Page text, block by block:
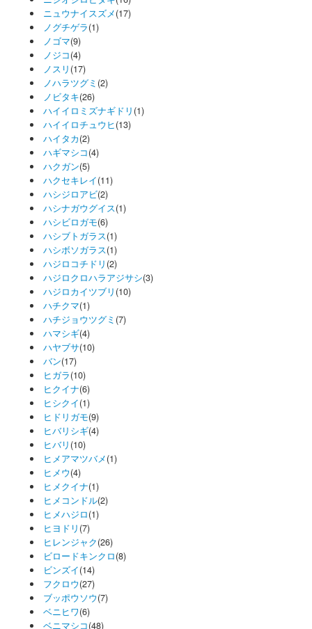
ニュウナイスズメ(17)
ノグチゲラ(1)
ノゴマ(9)
ノジコ(4)
ノスリ (17)
ノハラツグミ (2)
ノビタキ(26)
ハイイロミズナギドリ (1)
ハイイロチュウヒ(13)
ハイタカ(2)
ハギマシコ(4)
ハクガン(5)
ハクセキレイ(11)
ハシジロアビ(2)
ハシナガウグイス(1)
ハシビロガモ(6)
ハシブトガラス(1)
ハシボソガラス(1)
ハジロコチドリ (2)
ハジロクロハラアジサシ(3)
ハジロカイツブリ (10)
ハチクマ(1)
ハチジョウツグミ (7)
ハマシギ(4)
ハヤブサ(10)
バン(17)
ヒガラ(10)
ヒクイナ(6)
ヒシクイ(1)
ヒドリガモ(9)
ヒバリシギ(4)
ヒバリ (10)
ヒメアマツバメ(1)
ヒメウ(4)
ヒメクイナ(1)
ヒメコンドル(2)
ヒメハジロ(1)
ヒヨドリ (7)
ヒレンジャク(26)
ビロードキンクロ(8)
ビンズイ(14)
フクロウ(27)
ブッポウソウ(7)
ベニヒワ(6)
ベニマシコ(48)